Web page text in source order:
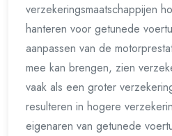
verzekeringsmaatschappijen
hanteren voor getunede
aanpassen van de
mee kan brengen, zien
vaak als een groter
resulteren in hogere
eigenaren van getunede